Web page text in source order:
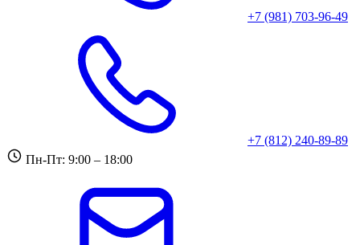
+7 (981) 703-96-49
+7 (812) 240-89-89
Пн-Пт: 9:00 – 18:00